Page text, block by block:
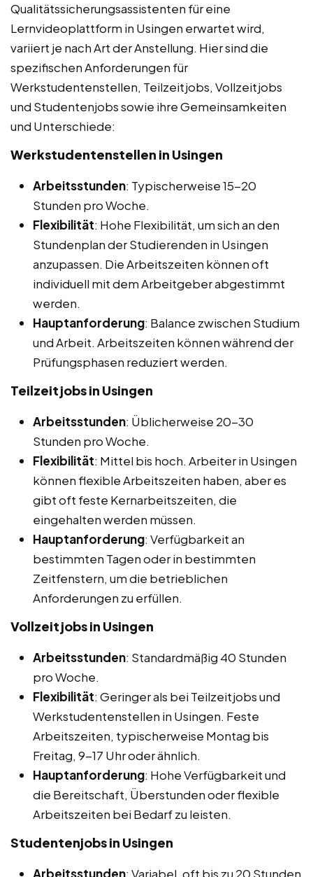
Qualitätssicherungsassistenten für eine
Lernvideoplattform in Usingen erwartet wird,
variiert je nach Art der Anstellung. Hier sind die
spezifischen Anforderungen für
Werkstudentenstellen, Teilzeitjobs, Vollzeitjobs
und Studentenjobs sowie ihre Gemeinsamkeiten
und Unterschiede:
Werkstudentenstellen in Usingen
Arbeitsstunden: Typischerweise 15-20
Stunden pro Woche.
Flexibilität: Hohe Flexibilität, um sich an den
Stundenplan der Studierenden in Usingen
anzupassen. Die Arbeitszeiten können oft
individuell mit dem Arbeitgeber abgestimmt
werden.
Hauptanforderung: Balance zwischen Studium
und Arbeit. Arbeitszeiten können während der
Prüfungsphasen reduziert werden.
Teilzeitjobs in Usingen
Arbeitsstunden: Üblicherweise 20-30
Stunden pro Woche.
Flexibilität: Mittel bis hoch. Arbeiter in Usingen
können flexible Arbeitszeiten haben, aber es
gibt oft feste Kernarbeitszeiten, die
eingehalten werden müssen.
Hauptanforderung: Verfügbarkeit an
bestimmten Tagen oder in bestimmten
Zeitfenstern, um die betrieblichen
Anforderungen zu erfüllen.
Vollzeitjobs in Usingen
Arbeitsstunden: Standardmäßig 40 Stunden
pro Woche.
Flexibilität: Geringer als bei Teilzeitjobs und
Werkstudentenstellen in Usingen. Feste
Arbeitszeiten, typischerweise Montag bis
Freitag, 9-17 Uhr oder ähnlich.
Hauptanforderung: Hohe Verfügbarkeit und
die Bereitschaft, Überstunden oder flexible
Arbeitszeiten bei Bedarf zu leisten.
Studentenjobs in Usingen
Arbeitsstunden: Variabel, oft bis zu 20 Stunden